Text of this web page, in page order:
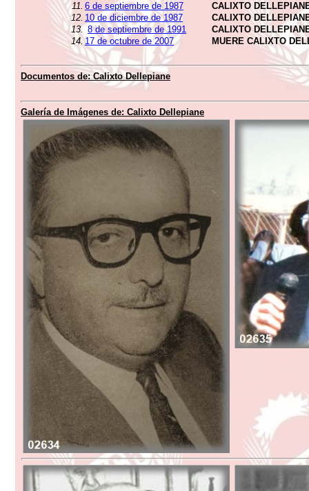
11. 6 de septiembre de 1987
CALIXTO
12. 10 de diciembre de 1987
CALIXTO
13. 8 de septiembre de 1991
CALIXTO
14. 17 de octubre de 2007 MUERE CALIXTO
Documentos de: Calixto Dellepiane
Galería de Imágenes de: Calixto Dellepiane